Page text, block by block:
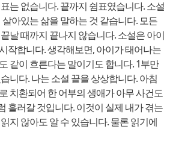
는 없습니다. 끝까지 쉼표였습니다. 소설
아있는 삶을 말하는 것 같습니다. 모든
날 때까지 끝나지 않습니다. 소설은 아이
작합니다. 생각해보면, 아이가 태어나는
같이 흐른다는 말이기도 합니다. 1부만
니다. 나는 소설 끝을 상상합니다. 아침
치환되어 한 어부의 생애가 아무 사건도
흘러갈 것입니다. 이것이 실제 내가 겪는
지 않아도 알 수 있습니다. 물론 읽기에